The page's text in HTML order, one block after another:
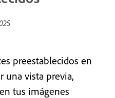
preestablecidos en
una vista previa,
tus imágenes